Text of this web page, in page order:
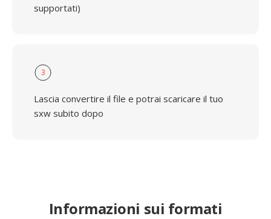
supportati)
3
Lascia convertire il file e potrai scaricare il tuo
sxw subito dopo
Informazioni sui formati